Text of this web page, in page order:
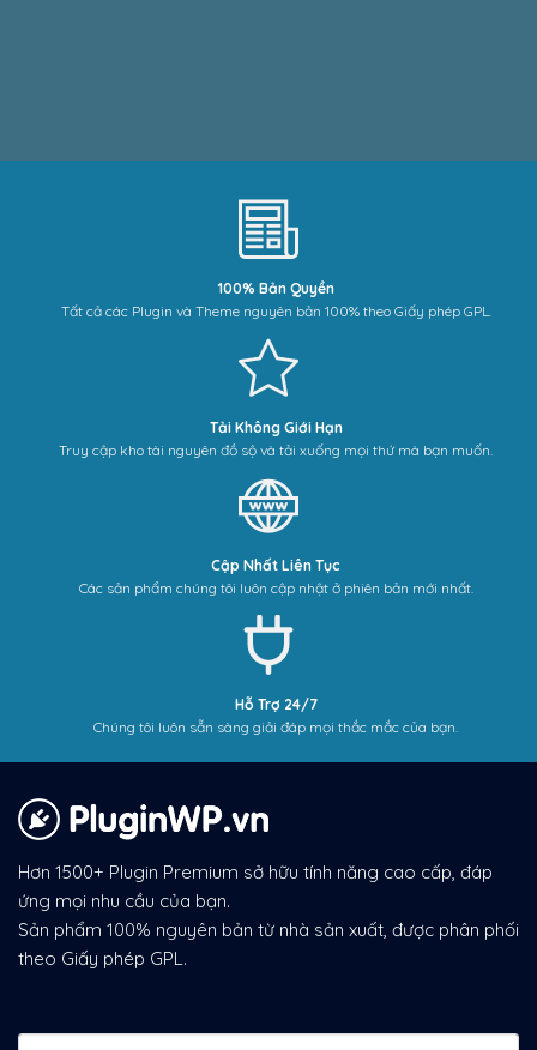
100% Bản Quyền
Tất cả các Plugin và Theme nguyên bản 100% theo Giấy phép GPL.
Tải Không Giới Hạn
Truy cập kho tài nguyên đồ sộ và tải xuống mọi thứ mà bạn muốn.
Cập Nhất Liên Tục
Các sản phẩm chúng tôi luôn cập nhật ở phiên bản mới nhất.
Hỗ Trợ 24/7
Chúng tôi luôn sẵn sàng giải đáp mọi thắc mắc của bạn.
Hơn 1500+ Plugin Premium sở hữu tính năng cao cấp, đáp
ứng mọi nhu cầu của bạn.
Sản phẩm 100% nguyên bản từ nhà sản xuất, được phân phối
theo Giấy phép GPL.